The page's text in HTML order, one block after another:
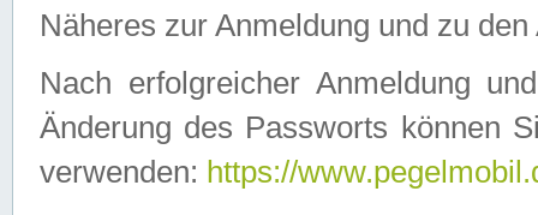
Näheres zur Anmeldung und zu
Nach erfolgreicher Anmeldung
Änderung des Passworts können
verwenden: https://